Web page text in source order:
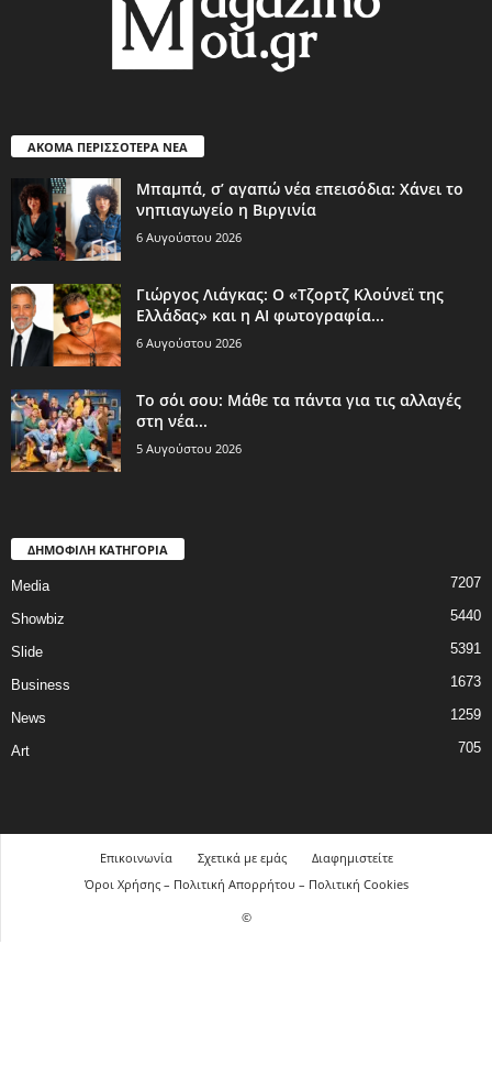
ΑΚΟΜΑ ΠΕΡΙΣΣΟΤΕΡΑ ΝΕΑ
Μπαμπά, σ’ αγαπώ νέα επεισόδια: Χάνει το
νηπιαγωγείο η Βιργινία
6 Αυγούστου 2026
Γιώργος Λιάγκας: Ο «Τζορτζ Κλούνεϊ της
Ελλάδας» και η AI φωτογραφία...
6 Αυγούστου 2026
Το σόι σου: Μάθε τα πάντα για τις αλλαγές
στη νέα...
5 Αυγούστου 2026
ΔΗΜΟΦΙΛΗ ΚΑΤΗΓΟΡΙΑ
Media 7207
Showbiz 5440
Slide 5391
Business 1673
News 1259
Art 705
Επικοινωνία Σχετικά με εμάς
Διαφημιστείτε
Όροι Χρήσης – Πολιτική Απορρήτου – Πολιτική Cookies
©